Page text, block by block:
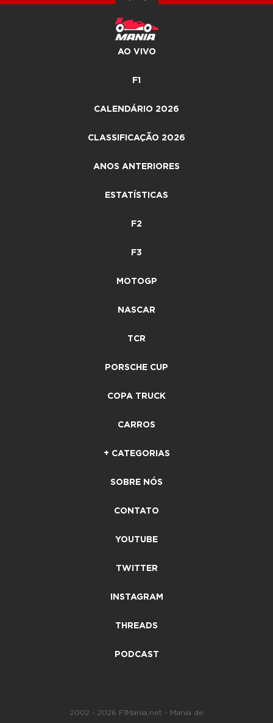
AO VIVO
F1
CALENDÁRIO 2026
CLASSIFICAÇÃO 2026
ANOS ANTERIORES
ESTATÍSTICAS
F2
F3
MOTOGP
NASCAR
TCR
PORSCHE CUP
COPA TRUCK
CARROS
+ CATEGORIAS
SOBRE NÓS
CONTATO
YOUTUBE
TWITTER
INSTAGRAM
THREADS
PODCAST
2002 - 2026 F1Mania.net - Mania de